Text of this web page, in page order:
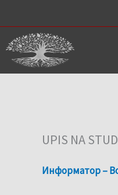
to
content
UPIS NA
Информатор –